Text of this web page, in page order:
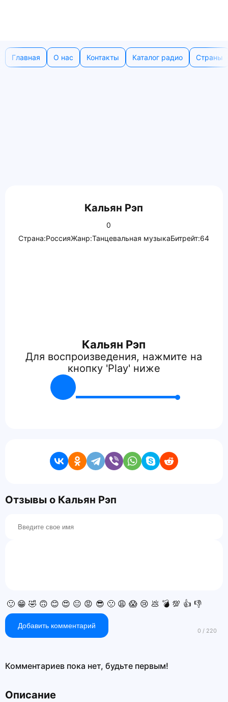
Главная О нас Контакты Каталог радио Страны
Кальян Рэп
0
Страна:РоссияЖанр:Танцевальная музыкаБитрейт:64
Кальян Рэп
Для воспроизведения, нажмите на
кнопку 'Play' ниже
Отзывы о Кальян Рэп
🙂 😁 🤣 🙃 😊 😍 😐 😡 😎 🙁 😩 😱 😢 💩 💣 💯 👍 👎
Добавить комментарий
Комментариев пока нет, будьте первым!
Описание